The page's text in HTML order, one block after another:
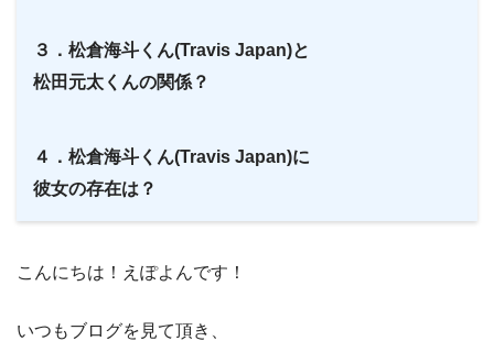
３．松倉海斗くん(Travis Japan)と
松田元太くんの関係？
４．松倉海斗くん(Travis Japan)に
彼女の存在は？
こんにちは！えぽよんです！
いつもブログを見て頂き、